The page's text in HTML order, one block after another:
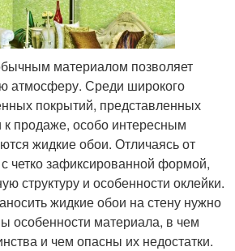
материалом позволяет
атмосферу. Среди широкого
покрытий, представленных
продаже, особо интересным
жидкие обои. Отличаясь от
четко зафиксированной формой,
структуру и особенности оклейки.
жидкие обои на стену нужно
особенности материала, в чем
и чем опасны их недостатки.